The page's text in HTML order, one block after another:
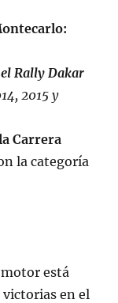
Rally Dakar
2015 y
Carrera
la categoría
está
en el